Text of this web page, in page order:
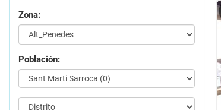
Zona:
Población: